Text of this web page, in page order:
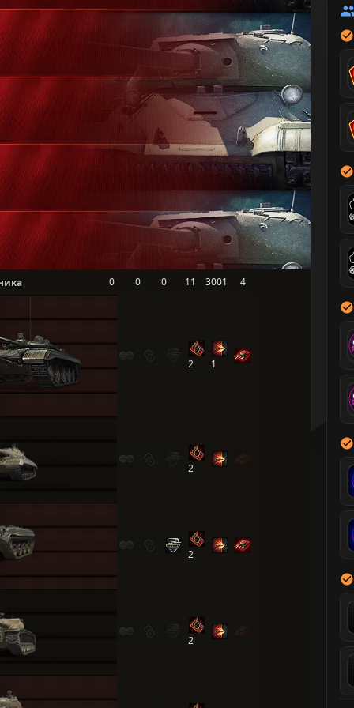
0 0 0 11 3001 4
2 1
2
2
2